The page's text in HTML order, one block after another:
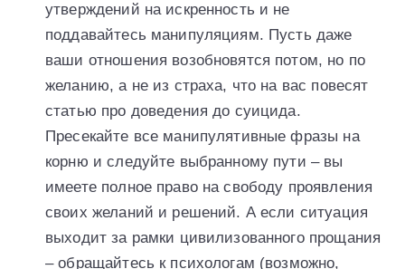
утверждений на искренность и не
поддавайтесь манипуляциям. Пусть даже
ваши отношения возобновятся потом, но по
желанию, а не из страха, что на вас повесят
статью про доведения до суицида.
Пресекайте все манипулятивные фразы на
корню и следуйте выбранному пути – вы
имеете полное право на свободу проявления
своих желаний и решений. А если ситуация
выходит за рамки цивилизованного прощания
– обращайтесь к психологам (возможно,